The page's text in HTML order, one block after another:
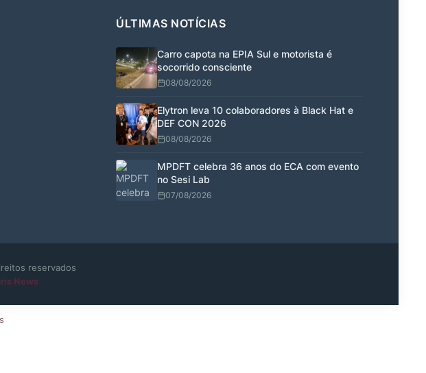
ÚLTIMAS NOTÍCIAS
Carro capota na EPIA Sul e motorista é
socorrido consciente
08/08/2026
Elytron leva 10 colaboradores à Black Hat e
DEF CON 2026
08/08/2026
MPDFT celebra 36 anos do ECA com evento
no Sesi Lab
07/08/2026
reservados
News